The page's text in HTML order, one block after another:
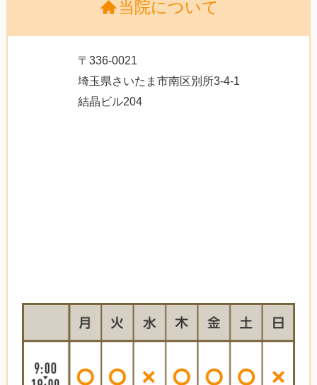
当院について
〒336-0021
埼玉県さいたま市南区別所3-4-1
結晶ビル204